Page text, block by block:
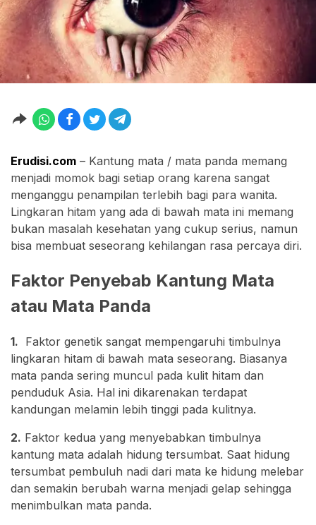
Erudisi.com – Kantung mata / mata panda memang
menjadi momok bagi setiap orang karena sangat
menganggu penampilan terlebih bagi para wanita.
Lingkaran hitam yang ada di bawah mata ini memang
bukan masalah kesehatan yang cukup serius, namun
bisa membuat seseorang kehilangan rasa percaya diri.
Faktor Penyebab Kantung Mata
atau Mata Panda
1. Faktor genetik sangat mempengaruhi timbulnya
lingkaran hitam di bawah mata seseorang. Biasanya
mata panda sering muncul pada kulit hitam dan
penduduk Asia. Hal ini dikarenakan terdapat
kandungan melamin lebih tinggi pada kulitnya.
2. Faktor kedua yang menyebabkan timbulnya
kantung mata adalah hidung tersumbat. Saat hidung
tersumbat pembuluh nadi dari mata ke hidung melebar
dan semakin berubah warna menjadi gelap sehingga
menimbulkan mata panda.